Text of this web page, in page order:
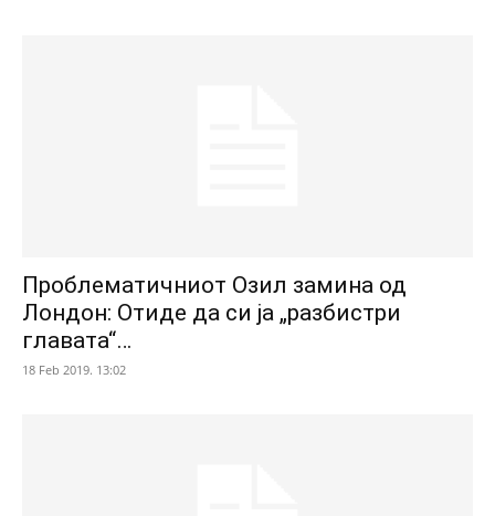
Проблематичниот Озил замина од
Лондон: Отиде да си ја „разбистри
главата“…
18 Feb 2019. 13:02